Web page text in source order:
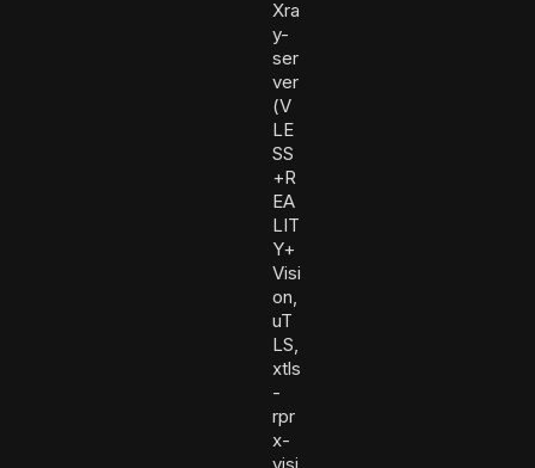
Xra
y-
ser
ver
(V
LE
SS
+R
EA
LIT
Y+
Visi
on,
uT
LS,
xtls
-
rpr
x-